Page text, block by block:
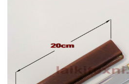
Υπενθύμιση κωδικού
Είσοδος